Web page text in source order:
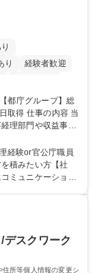
り
経験者歓迎
容 当
理部門や収益事業
いたします。研修
細】■
理業務 ■収益部
イベントコーナ
記いずれかの部門
平均16日取得
経験or官公庁職員
積みたい方【社
ミュニケーション
ジェクト：駐車場
広告「ブライトサ
を積極的に行って
スクワーク
所等個人情報の変更シ